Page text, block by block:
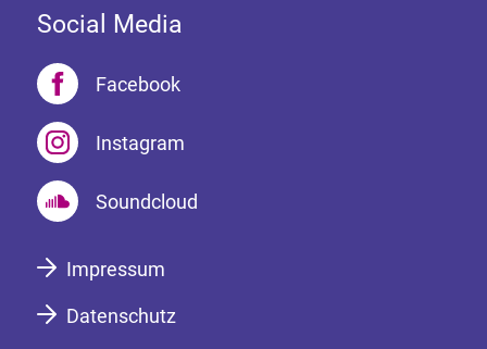
Social Media
Facebook
Instagram
Soundcloud
Impressum
Datenschutz